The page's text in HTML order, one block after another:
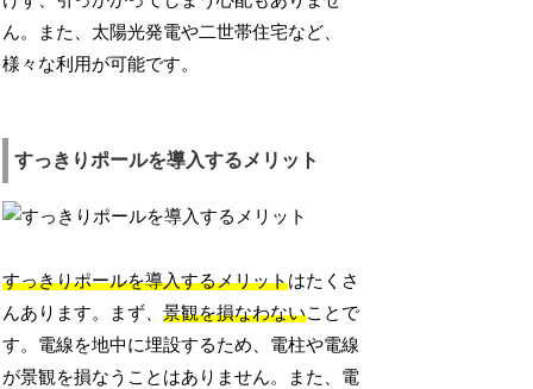
ん。また、太陽光発電や二世帯住宅など、
様々な利用が可能です。
すっきりポールを導入するメリット
すっきりポールを導入するメリットはたくさ
んあります。まず、景観を損なわないことで
す。電線を地中に埋設するため、電柱や電線
が景観を損なうことはありません。また、電